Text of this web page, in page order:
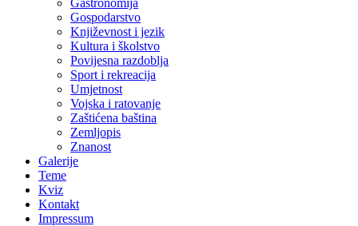
Gastronomija
Gospodarstvo
Književnost i jezik
Kultura i školstvo
Povijesna razdoblja
Sport i rekreacija
Umjetnost
Vojska i ratovanje
Zaštićena baština
Zemljopis
Znanost
Galerije
Teme
Kviz
Kontakt
Impressum